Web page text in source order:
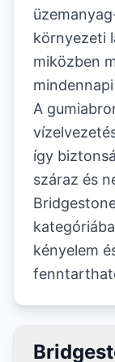
környezeti
miközben
A
így
száraz és
kényelem